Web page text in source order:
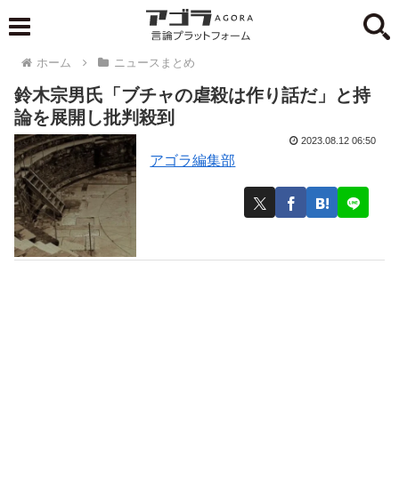
ホーム ニュースまとめ
鈴木宗男氏「ブチャの虐殺は作り話だ」と持
論を展開し批判殺到
アゴラ編集部
2023.08.12 06:50